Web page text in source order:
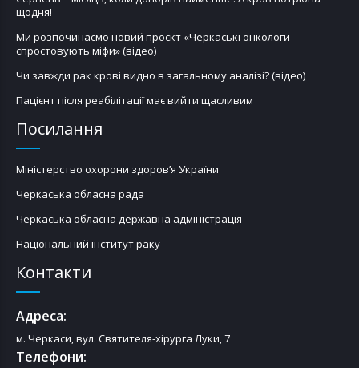
щодня!
Ми розпочинаємо новий проєкт «Черкаські онкологи
спростовують міфи» (відео)
Чи завжди рак крові видно в загальному аналізі? (відео)
Пацієнт після реабілітації має вийти щасливим
Посилання
Міністерство охорони здоров’я України
Черкаська обласна рада
Черкаська обласна державна адміністрація
Національний інститут раку
Контакти
Адреса:
м. Черкаси, вул. Святителя-хірурга Луки, 7
Телефони: